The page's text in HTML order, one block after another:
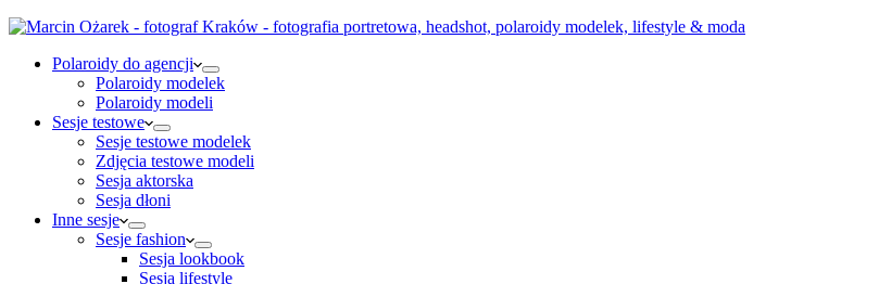
Polaroidy do agencji
Polaroidy modelek
Polaroidy modeli
Sesje testowe
Sesje testowe modelek
Zdjęcia testowe modeli
Sesja aktorska
Sesja dłoni
Inne sesje
Sesje fashion
Sesja lookbook
Sesja lifestyle